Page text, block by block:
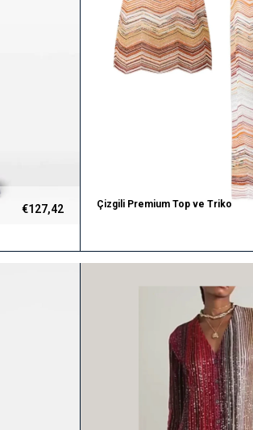
€127,42
Çizgili Premium Top ve Triko